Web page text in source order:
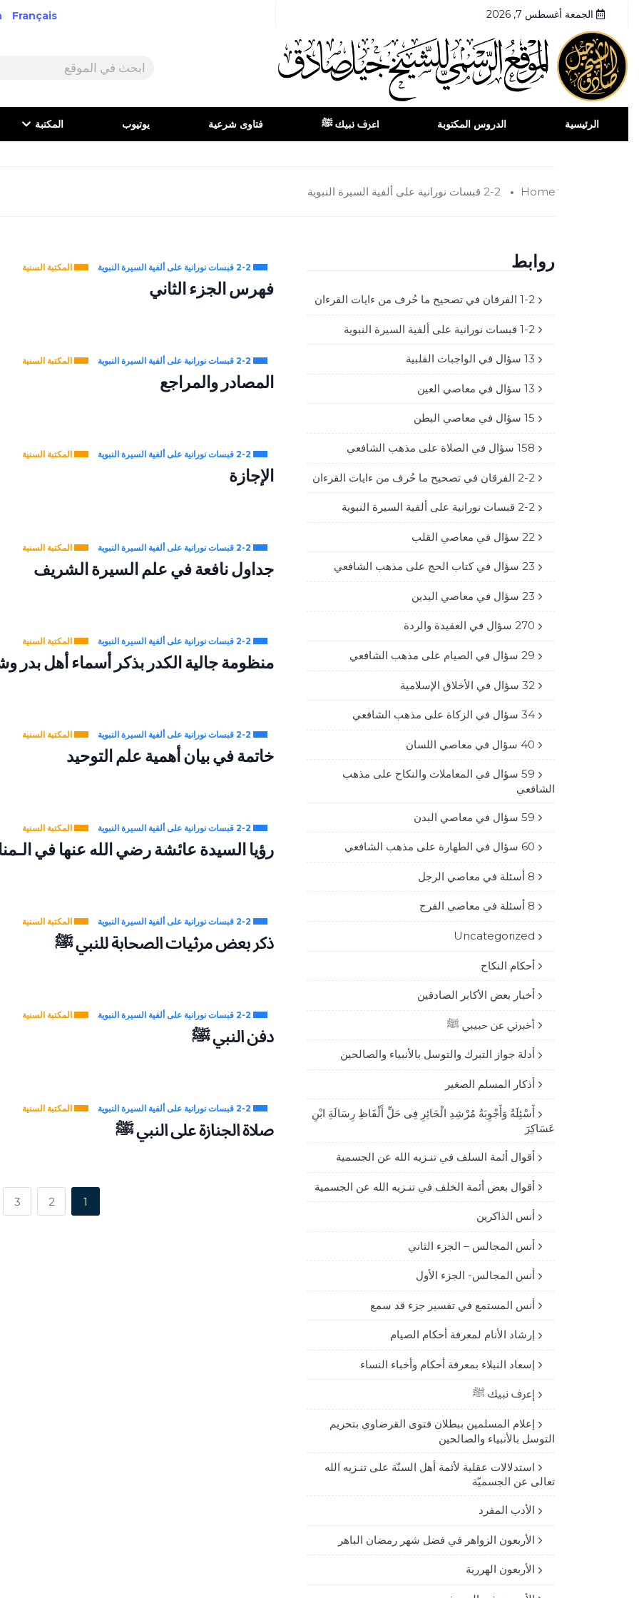
الجمعة أغسطس 7, 2026 Français
الرئيسية الدروس المكتوبة اعرف نبيك ﷺ فتاوى شرعية يوتيوب المكتبة
Home 2-2 قبسات نورانية على ألفية السيرة النبوية
روابط
1-2 الفرقان في تصحيح ما حُرف من ءايات القرءان
1-2 قبسات نورانية على ألفية السيرة النبوية
13 سؤال في الواجبات القلبية
13 سؤال في معاصي العين
15 سؤال في معاصي البطن
158 سؤال في الصلاة على مذهب الشافعي
2-2 الفرقان في تصحيح ما حُرف من ءايات القرءان
2-2 قبسات نورانية على ألفية السيرة النبوية
22 سؤال في معاصي القلب
23 سؤال في كتاب الحج على مذهب الشافعي
23 سؤال في معاصي اليدين
270 سؤال في العقيدة والردة
29 سؤال في الصيام على مذهب الشافعي
32 سؤال في الأخلاق الإسلامية
34 سؤال في الزكاة على مذهب الشافعي
40 سؤال في معاصي اللسان
59 سؤال في المعاملات والنكاح على مذهب
الشافعي
59 سؤال في معاصي البدن
60 سؤال في الطهارة على مذهب الشافعي
8 أسئلة في معاصي الرجل
8 أسئلة في معاصي الفرج
Uncategorized
أحكام النكاح
أخبار بعض الأكابر الصادقين
أخبرني عن حبيبي ﷺ
أدلة جواز التبرك والتوسل بالأنبياء والصالحين
أذكار المسلم الصغير
أَسْئِلَةُ وَأَجْوِبَةُ مُرْشِدِ الْحَائِرِ فِى حَلِّ أَلْفَاظِ رِسَالَةِ ابْنِ
عَسَاكِرَ
أقوال أئمة السلف في تنـزيه الله عن الجسمية
أقوال بعض أئمة الخلف في تنـزيه الله عن الجسمية
أنس الذاكرين
أنس المجالس – الجزء الثاني
أنس المجالس- الجزء الأول
أنس المستمع في تفسير جزء قد سمع
إرشاد الأنام لمعرفة أحكام الصيام
إسعاد النبلاء بمعرفة أحكام وأخباء النساء
إعرف نبيك ﷺ
إعلام المسلمين ببطلان فتوى القرضاوي بتحريم
التوسل بالأنبياء والصالحين
استدلالات عقلية لأئمة أهل السنّة على تنـزيه الله
تعالى عن الجسميّة
الأدب المفرد
الأربعون الزواهر في فضل شهر رمضان الباهر
الأربعون الهررية
2-2 قبسات نورانية على ألفية السيرة النبوية المكتبة السنية
فهرس الجزء الثاني
2-2 قبسات نورانية على ألفية السيرة النبوية المكتبة السنية
المصادر والمراجع
2-2 قبسات نورانية على ألفية السيرة النبوية المكتبة السنية
الإجازة
2-2 قبسات نورانية على ألفية السيرة النبوية المكتبة السنية
جداول نافعة في علم السيرة الشريف
2-2 قبسات نورانية على ألفية السيرة النبوية المكتبة السنية
منظومة جالية الكدر بذكر أسماء أهل بدر
2-2 قبسات نورانية على ألفية السيرة النبوية المكتبة السنية
خاتمة في بيان أهمية علم التوحيد
2-2 قبسات نورانية على ألفية السيرة النبوية المكتبة السنية
رؤيا السيدة عائشة رضي الله عنها في
2-2 قبسات نورانية على ألفية السيرة النبوية المكتبة السنية
ذكر بعض مرثيات الصحابة للنبي ﷺ
2-2 قبسات نورانية على ألفية السيرة النبوية المكتبة السنية
دفن النبي ﷺ
2-2 قبسات نورانية على ألفية السيرة النبوية المكتبة السنية
صلاة الجنازة على النبي ﷺ
1
2
3